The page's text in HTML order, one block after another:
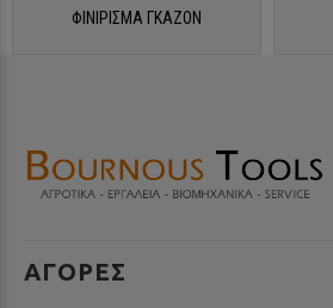
ΦΙΝΙΡΙΣΜΑ ΓΚΑΖΟΝ
ΑΓΟΡΕΣ